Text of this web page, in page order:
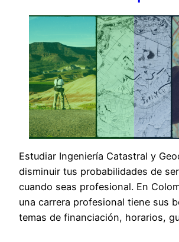
Estudiar Ingeniería Catastral y
disminuir tus probabilidades de
cuando seas profesional. En
una carrera profesional tiene sus
temas de financiación, horarios,